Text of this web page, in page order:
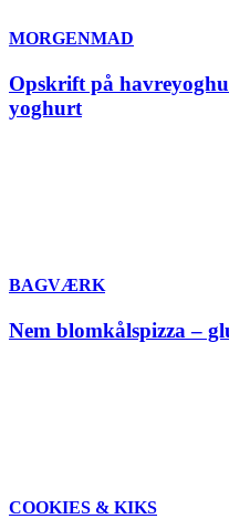
MORGENMAD
Opskrift på
yoghurt
BAGVÆRK
Nem blomkålspizza –
COOKIES & KIKS